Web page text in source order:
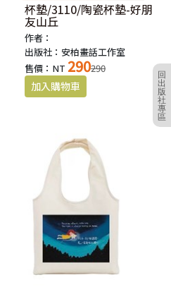
回
出
版
社
專
區
杯墊/3110/陶瓷杯墊-好朋
友山丘
作者：
出版社：安柏畫話工作室
售價：NT 290290